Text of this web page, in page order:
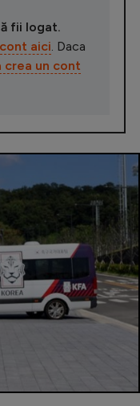
fii logat.
aici. Daca
crea un cont